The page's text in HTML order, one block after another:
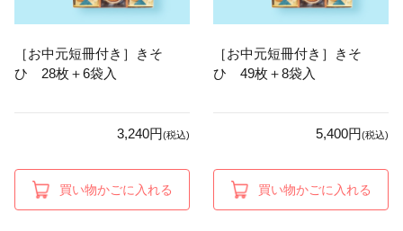
［お中元短冊付き］きそ
ひ 28枚＋6袋入
3,240円(税込)
買い物かごに入れる
［お中元短冊付き］きそ
ひ 49枚＋8袋入
5,400円(税込)
買い物かごに入れる